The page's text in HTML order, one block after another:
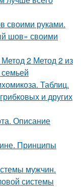
своими руками.
шов» своими
2 Метод 2 из
Таблиц.
и других
Описание
Принципы
мужчин.
системы